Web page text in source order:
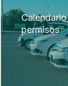
permisos